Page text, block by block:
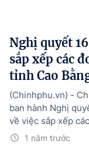
Nghị quyết
sắp xếp các
tỉnh Cao
1 năm trước
(Chinhphu.vn) -
ban hành Nghị
về việc sắp xếp